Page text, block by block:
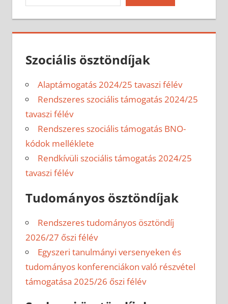
Szociális ösztöndíjak
Alaptámogatás 2024/25 tavaszi félév
Rendszeres szociális támogatás 2024/25
tavaszi félév
Rendszeres szociális támogatás BNO-
kódok melléklete
Rendkívüli szociális támogatás 2024/25
tavaszi félév
Tudományos ösztöndíjak
Rendszeres tudományos ösztöndíj
2026/27 őszi félév
Egyszeri tanulmányi versenyeken és
tudományos konferenciákon való részvétel
támogatása 2025/26 őszi félév